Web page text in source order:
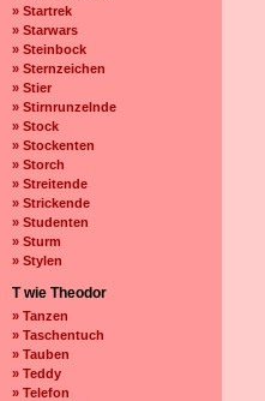
» Startrek
» Starwars
» Steinbock
» Sternzeichen
» Stier
» Stirnrunzelnde
» Stock
» Stockenten
» Storch
» Streitende
» Strickende
» Studenten
» Sturm
» Stylen
T wie Theodor
» Tanzen
» Taschentuch
» Tauben
» Teddy
» Telefon